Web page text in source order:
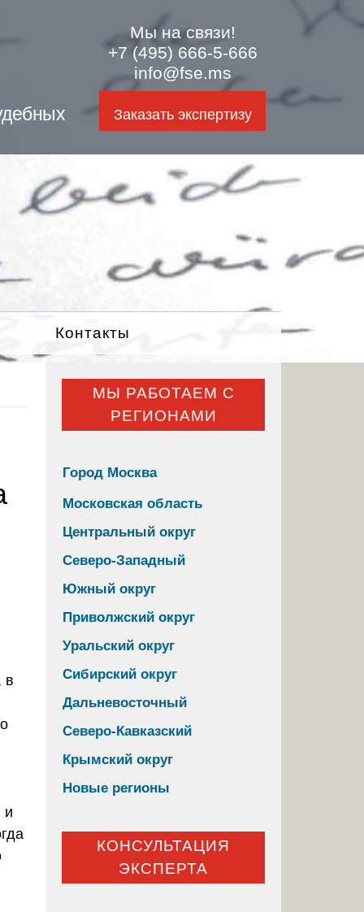
Мы на связи!
+7 (495) 666-5-666
info@fse.ms
Заказать экспертизу
Контакты
в
и
МЫ РАБОТАЕМ С
РЕГИОНАМИ
Город Москва
Московская область
Центральный округ
Северо-Западный
Южный округ
Приволжский округ
Уральский округ
Сибирский округ
Дальневосточный
Северо-Кавказский
Крымский округ
Новые регионы
КОНСУЛЬТАЦИЯ
ЭКСПЕРТА